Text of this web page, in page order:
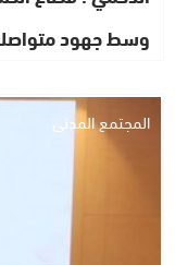
وسط جهود
المجتمع المدني